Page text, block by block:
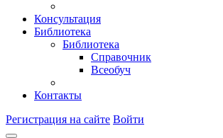
Консультация
Библиотека
Библиотека
Справочник
Всеобуч
Контакты
Регистрация на сайте Войти